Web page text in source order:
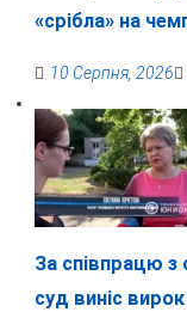
«срібла» на
10 Серпня, 2026
За співпрацю з
суд виніс